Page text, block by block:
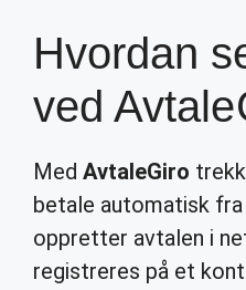
Hvordan
ved
MedAvtaleGiro
betale automatisk fra
oppretter avtalen i
registreres på et